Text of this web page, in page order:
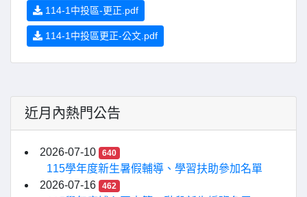
114-1中投區-更正.pdf
114-1中投區更正-公文.pdf
近月內熱門公告
2026-07-10 640
115學年度新生暑假輔導、學習扶助參加名單
2026-07-16
462